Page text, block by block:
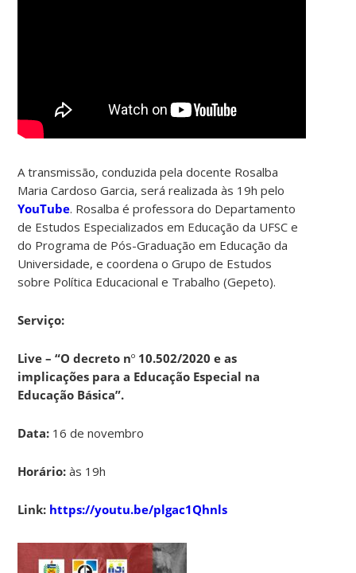
A transmissão, conduzida pela docente Rosalba
Maria Cardoso Garcia, será realizada às 19h pelo
YouTube. Rosalba é professora do Departamento
de Estudos Especializados em Educação da UFSC e
do Programa de Pós-Graduação em Educação da
Universidade, e coordena o Grupo de Estudos
sobre Política Educacional e Trabalho (Gepeto).
Serviço:
Live – “O decreto nº 10.502/2020 e as
implicações para a Educação Especial na
Educação Básica”.
Data: 16 de novembro
Horário: às 19h
Link: https://youtu.be/plgac1Qhnls